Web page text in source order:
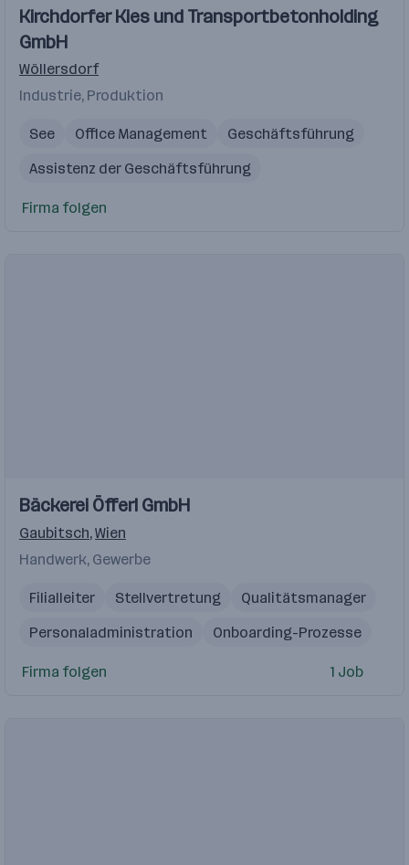
Einblicke
Kirchdorfer Kies und Transportbetonholding
GmbH
Wöllersdorf
Industrie, Produktion
See Office Management
Geschäftsführung
Assistenz der Geschäftsführung
Firma folgen
Bäckerei Öfferl GmbH
Gaubitsch,Wien
Handwerk, Gewerbe
Filialleiter Stellvertretung
Qualitätsmanager
Personaladministration
Onboarding-Prozesse
HR Generalist
Kundenbetreuer
Firma folgen 1 Job